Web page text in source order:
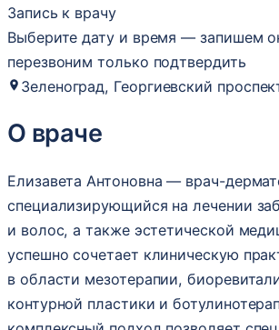
Запись к врачу
Выберите дату и время — запишем
перезвоним только подтвердить
Зеленоград, Георгиевский
О враче
Елизавета Антоновна — врач-
специализирующийся на лечении
и волос, а также эстетической
успешно сочетает клиническую
в области мезотерапии,
контурной пластики и